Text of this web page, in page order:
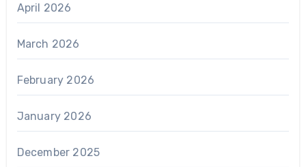
April 2026
March 2026
February 2026
January 2026
December 2025